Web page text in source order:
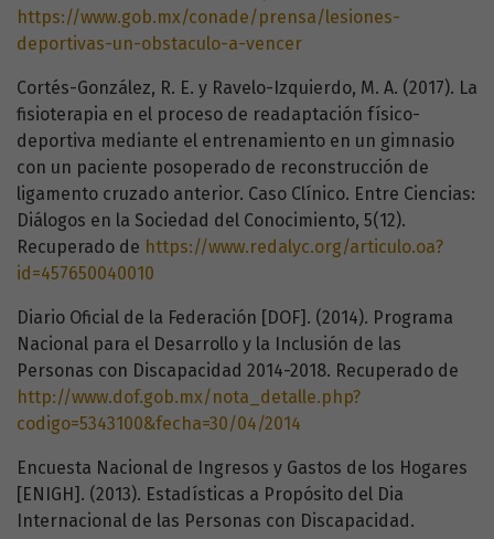
https://www.gob.mx/conade/prensa/lesiones-
deportivas-un-obstaculo-a-vencer
Cortés-González, R. E. y Ravelo-Izquierdo, M. A. (2017). La
fisioterapia en el proceso de readaptación físico-
deportiva mediante el entrenamiento en un gimnasio
con un paciente posoperado de reconstrucción de
ligamento cruzado anterior. Caso Clínico. Entre Ciencias:
Diálogos en la Sociedad del Conocimiento, 5(12).
Recuperado de https://www.redalyc.org/articulo.oa?
id=457650040010
Diario Oficial de la Federación [DOF]. (2014). Programa
Nacional para el Desarrollo y la Inclusión de las
Personas con Discapacidad 2014-2018. Recuperado de
http://www.dof.gob.mx/nota_detalle.php?
codigo=5343100&fecha=30/04/2014
Encuesta Nacional de Ingresos y Gastos de los Hogares
[ENIGH]. (2013). Estadísticas a Propósito del Dia
Internacional de las Personas con Discapacidad.